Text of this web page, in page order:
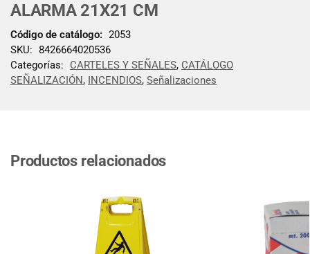
ALARMA 21X21 CM
Código de catálogo: 2053
SKU: 8426664020536
Categorías:
CARTELES Y SEÑALES, CATÁLOGO
SEÑALIZACIÓN, INCENDIOS, Señalizaciones
Productos relacionados